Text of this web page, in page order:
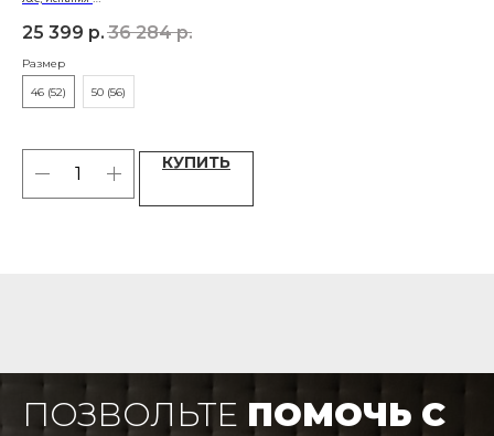
25 399 р. 36 284 р.
Размер
46 (52)
50 (56)
КУПИТЬ
ПОЗВОЛЬТЕ ПОМОЧЬ С